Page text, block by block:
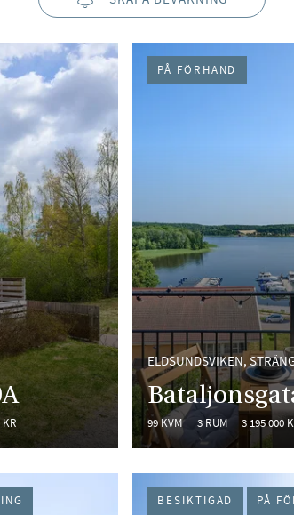
KR
ELDSUNDSVIKEN,
99 KVM 3 RUM 3 195 000
PÅ FÖRHAND
BESIKTIGAD PÅ